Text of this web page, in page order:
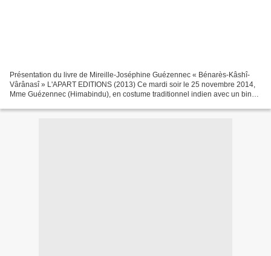
Présentation du livre de Mireille-Joséphine Guézennec « Bénarès-Kâshî-
Vârânasî » L'APART EDITIONS (2013) Ce mardi soir le 25 novembre 2014,
Mme Guézennec (Himabindu), en costume traditionnel indien avec un bindi